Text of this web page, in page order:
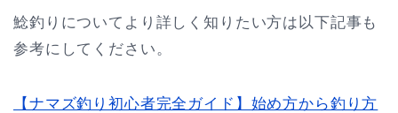
鯰釣りについてより詳しく知りたい方は以下記事も
参考にしてください。
【ナマズ釣り初心者完全ガイド】始め方から釣り方